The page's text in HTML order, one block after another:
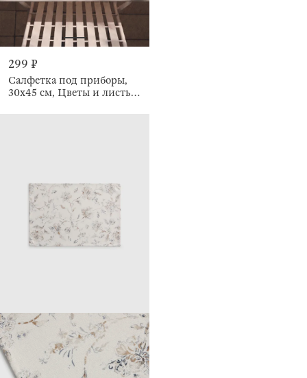
299 ₽
Салфетка под приборы,
30х45 см, Цветы и листья,